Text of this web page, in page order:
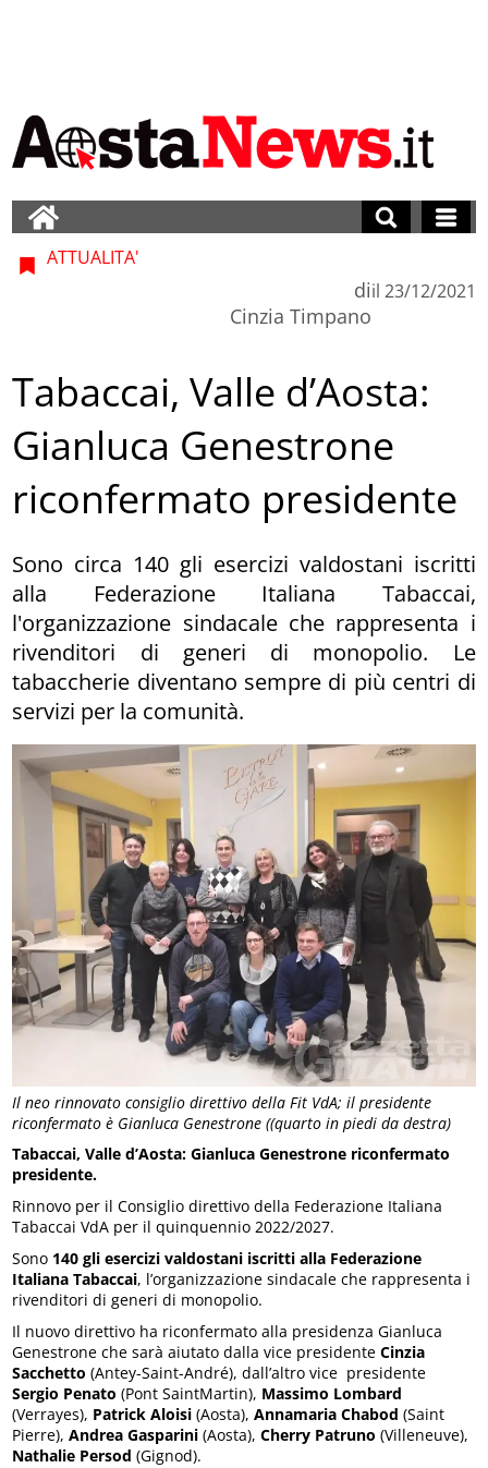
Il neo rinnovato consiglio direttivo della Fit VdA; il presidente
riconfermato è Gianluca Genestrone ((quarto in piedi da destra)
ATTUALITA'
di
Cinzia Timpano
il 23/12/2021
Tabaccai, Valle d’Aosta:
Gianluca Genestrone
riconfermato presidente
Sono circa 140 gli esercizi valdostani iscritti
alla Federazione Italiana Tabaccai,
l'organizzazione sindacale che rappresenta i
rivenditori di generi di monopolio. Le
tabaccherie diventano sempre di più centri di
servizi per la comunità.
Tabaccai, Valle d’Aosta: Gianluca Genestrone riconfermato
presidente.
Rinnovo per il Consiglio direttivo della Federazione Italiana
Tabaccai VdA per il quinquennio 2022/2027.
Sono 140 gli esercizi valdostani iscritti alla Federazione
Italiana Tabaccai, l’organizzazione sindacale che rappresenta i
rivenditori di generi di monopolio.
Il nuovo direttivo ha riconfermato alla presidenza Gianluca
Genestrone che sarà aiutato dalla vice presidente Cinzia
Sacchetto (Antey-Saint-André), dall’altro vice presidente
Sergio Penato (Pont SaintMartin), Massimo Lombard
(Verrayes), Patrick Aloisi (Aosta), Annamaria Chabod (Saint
Pierre),Andrea Gasparini (Aosta), Cherry Patruno (Villeneuve),
Nathalie Persod (Gignod).